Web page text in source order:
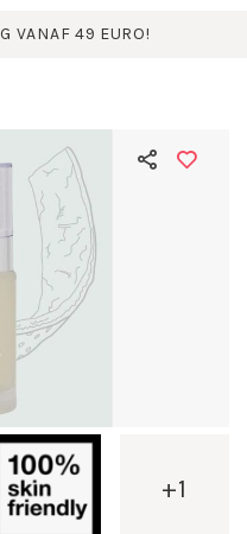
VANAF 49 EURO!
+1